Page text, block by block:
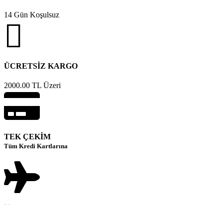
14 Gün Koşulsuz
ÜCRETSİZ KARGO
2000.00 TL Üzeri
TEK ÇEKİM
Tüm Kredi Kartlarına